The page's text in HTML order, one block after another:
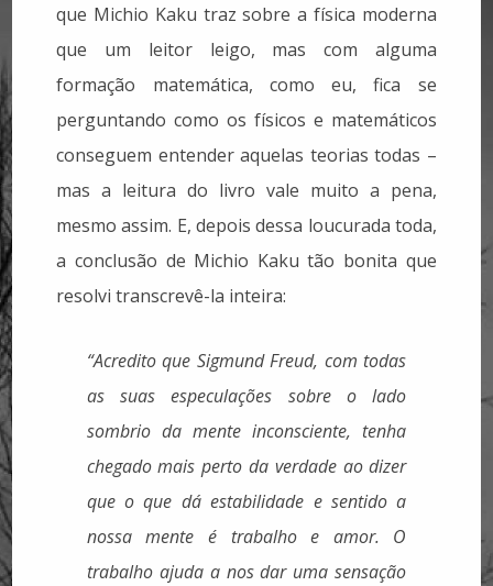
que Michio Kaku traz sobre a física moderna
que um leitor leigo, mas com alguma
formação matemática, como eu, fica se
perguntando como os físicos e matemáticos
conseguem entender aquelas teorias todas –
mas a leitura do livro vale muito a pena,
mesmo assim. E, depois dessa loucurada toda,
a conclusão de Michio Kaku tão bonita que
resolvi transcrevê-la inteira:
“Acredito que Sigmund Freud, com todas
as suas especulações sobre o lado
sombrio da mente inconsciente, tenha
chegado mais perto da verdade ao dizer
que o que dá estabilidade e sentido a
nossa mente é trabalho e amor. O
trabalho ajuda a nos dar uma sensação